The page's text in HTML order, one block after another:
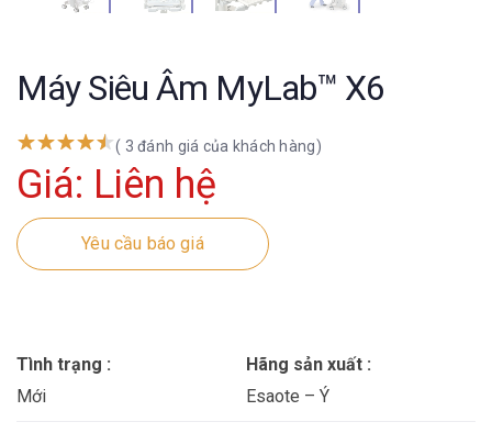
Máy Siêu Âm MyLab™ X6
( 3 đánh giá của khách hàng)
Giá: Liên hệ
Yêu cầu báo giá
Tình trạng :
Mới
Hãng sản xuất :
Esaote – Ý